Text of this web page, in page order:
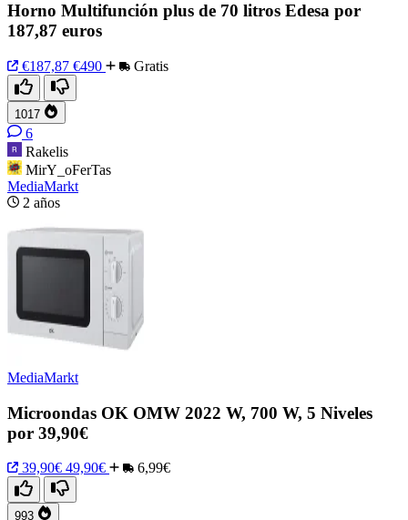
Horno Multifunción plus de 70 litros Edesa por
187,87 euros
€187,87 €490 Gratis
1017
6
Rakelis
MirY_oFerTas
MediaMarkt
2 años
MediaMarkt
Microondas OK OMW 2022 W, 700 W, 5 Niveles
por 39,90€
39,90€ 49,90€ 6,99€
993